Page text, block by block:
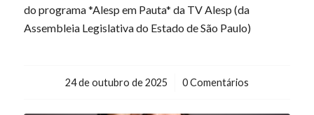
do programa *Alesp em Pauta* da TV Alesp (da
Assembleia Legislativa do Estado de São Paulo)
24 de outubro de 2025
/ 0 Comentários